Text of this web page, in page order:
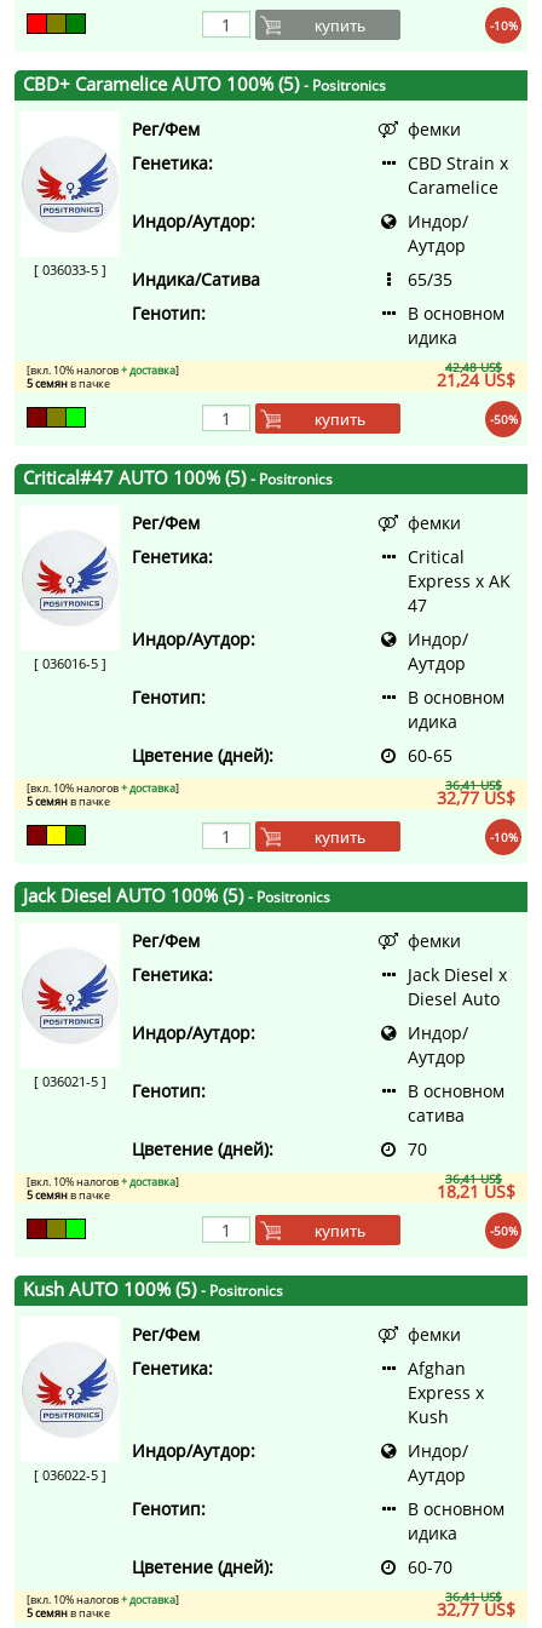
-10%
купить
CBD+ Caramelice AUTO 100% (5)- Positronics
[ 036033-5 ]
Рег/Фем
фемки
Генетика:
CBD Strain x
Caramelice
Индор/Аутдор:
Индор/
Аутдор
Индика/Сатива
65/35
Генотип:
В основном
идика
42,48 US$
21,24 US$
[вкл. 10% налогов+ доставка]
5 семянв пачке
-50%
купить
Critical#47 AUTO 100% (5)- Positronics
[ 036016-5 ]
Рег/Фем
фемки
Генетика:
Critical
Express x AK
47
Индор/Аутдор:
Индор/
Аутдор
Генотип:
В основном
идика
Цветение (дней):
60-65
36,41 US$
32,77 US$
[вкл. 10% налогов+ доставка]
5 семянв пачке
-10%
купить
Jack Diesel AUTO 100% (5)- Positronics
[ 036021-5 ]
Рег/Фем
фемки
Генетика:
Jack Diesel x
Diesel Auto
Индор/Аутдор:
Индор/
Аутдор
Генотип:
В основном
сатива
Цветение (дней):
70
36,41 US$
18,21 US$
[вкл. 10% налогов+ доставка]
5 семянв пачке
-50%
купить
Kush AUTO 100% (5)- Positronics
[ 036022-5 ]
Рег/Фем
фемки
Генетика:
Afghan
Express x
Kush
Индор/Аутдор:
Индор/
Аутдор
Генотип:
В основном
идика
Цветение (дней):
60-70
36,41 US$
32,77 US$
[вкл. 10% налогов+ доставка]
5 семянв пачке